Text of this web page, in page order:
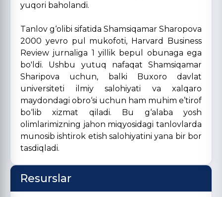
yuqori baholandi.
Tanlov g‘olibi sifatida Shamsiqamar Sharopova
2000 yevro pul mukofoti, Harvard Business
Review jurnaliga 1 yillik bepul obunaga ega
bo'ldi. Ushbu yutuq nafaqat Shamsiqamar
Sharipova uchun, balki Buxoro davlat
universiteti ilmiy salohiyati va xalqaro
maydondagi obro‘si uchun ham muhim e’tirof
bo‘lib xizmat qiladi. Bu g‘alaba yosh
olimlarimizning jahon miqyosidagi tanlovlarda
munosib ishtirok etish salohiyatini yana bir bor
tasdiqladi.
Resurslar